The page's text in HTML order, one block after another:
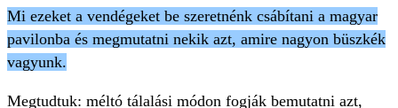
Mi ezeket a vendégeket be szeretnénk csábítani a magyar
pavilonba és megmutatni nekik azt, amire nagyon büszkék
vagyunk.
Megtudtuk: méltó tálalási módon fogják bemutatni azt,